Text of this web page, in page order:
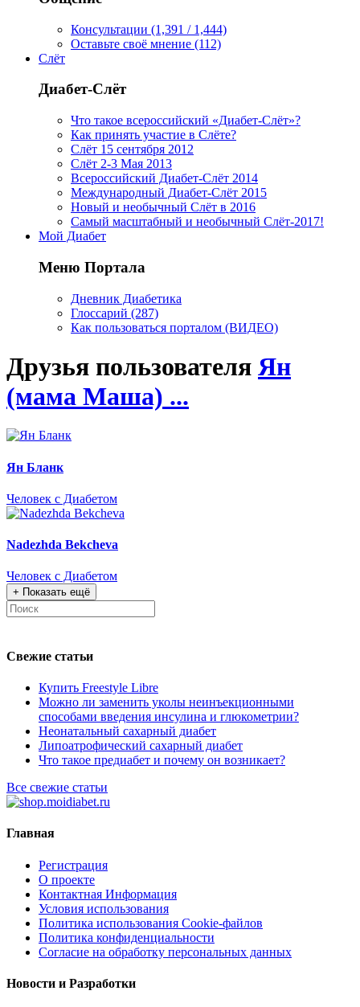
Консультации (1,391 / 1,444)
Оставьте своё мнение (112)
Слёт
Диабет-Слёт
Что такое всероссийский «Диабет-Слёт»?
Как принять участие в Слёте?
Слёт 15 сентября 2012
Слёт 2-3 Мая 2013
Всероссийский Диабет-Слёт 2014
Международный Диабет-Слёт 2015
Новый и необычный Слёт в 2016
Самый масштабный и необычный Слёт-2017!
Мой Диабет
Меню Портала
Дневник Диабетика
Глоссарий (287)
Как пользоваться порталом (ВИДЕО)
Друзья пользователя Ян
(мама Маша) ...
Ян Бланк
Человек с Диабетом
Nadezhda Bekcheva
Человек с Диабетом
+ Показать ещё
Свежие статьи
Купить Freestyle Libre
Можно ли заменить уколы неинъекционными
способами введения инсулина и глюкометрии?
Неонатальный сахарный диабет
Липоатрофический сахарный диабет
Что такое предиабет и почему он возникает?
Все свежие статьи
Главная
Регистрация
О проекте
Контактная Информация
Условия использования
Политика использования Cookie-файлов
Политика конфиденциальности
Согласие на обработку персональных данных
Новости и Разработки